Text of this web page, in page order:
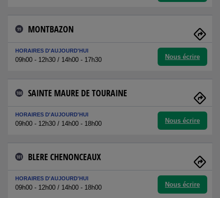
99 MONTBAZON
HORAIRES D'AUJOURD'HUI
09h00 - 12h30 / 14h00 - 17h30 Nous écrire
100 SAINTE MAURE DE TOURAINE
HORAIRES D'AUJOURD'HUI
09h00 - 12h30 / 14h00 - 18h00 Nous écrire
101 BLERE CHENONCEAUX
HORAIRES D'AUJOURD'HUI
09h00 - 12h00 / 14h00 - 18h00 Nous écrire